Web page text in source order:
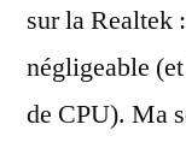
sur la Realtek
négligeable
de CPU). Ma